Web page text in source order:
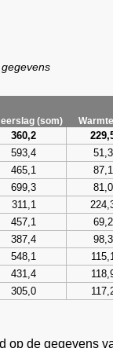
(som)
360,2
593,4 51,3
465,1 87,1
699,3 81,0
311,1
457,1 69,2
387,4 98,3
548,1
431,4
305,0
op de gegevens